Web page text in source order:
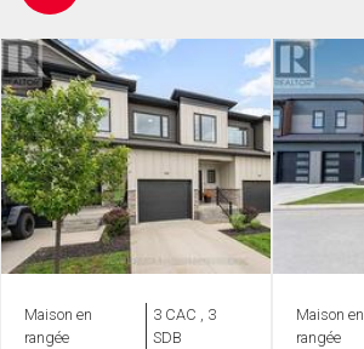
Maison en
rangée
3 CAC , 3
SDB
Maison en
rangée